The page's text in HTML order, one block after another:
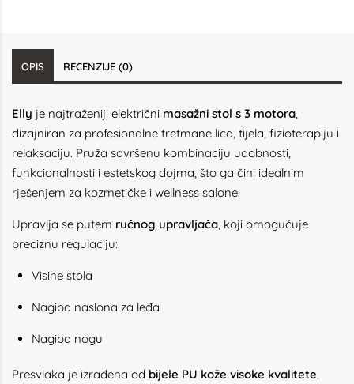
OPIS RECENZIJE (0)
Elly je najtraženiji električni masažni stol s 3 motora,
dizajniran za profesionalne tretmane lica, tijela, fizioterapiju i
relaksaciju. Pruža savršenu kombinaciju udobnosti,
funkcionalnosti i estetskog dojma, što ga čini idealnim
rješenjem za kozmetičke i wellness salone.
Upravlja se putem ručnog upravljača, koji omogućuje
preciznu regulaciju:
Visine stola
Nagiba naslona za leđa
Nagiba nogu
Presvlaka je izrađena od bijele PU kože visoke kvalitete,